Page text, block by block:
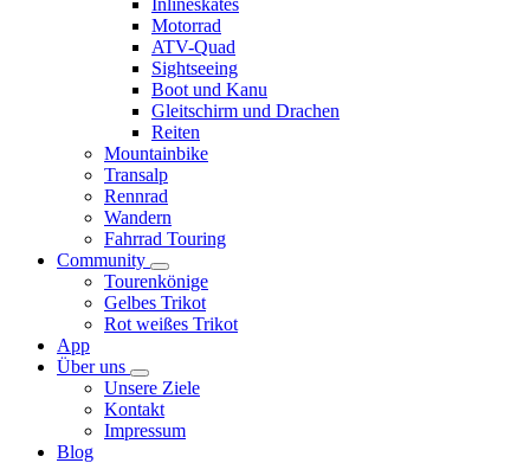
Motorrad
ATV-Quad
Sightseeing
Boot und Kanu
Gleitschirm und Drachen
Reiten
Mountainbike
Transalp
Rennrad
Wandern
Fahrrad Touring
Community
Tourenkönige
Gelbes Trikot
Rot weißes Trikot
App
Über uns
Unsere Ziele
Kontakt
Impressum
Blog